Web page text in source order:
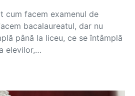
cum facem examenul de
bacalaureatul, dar nu
până la liceu, ce se întâmplă
elevilor,…